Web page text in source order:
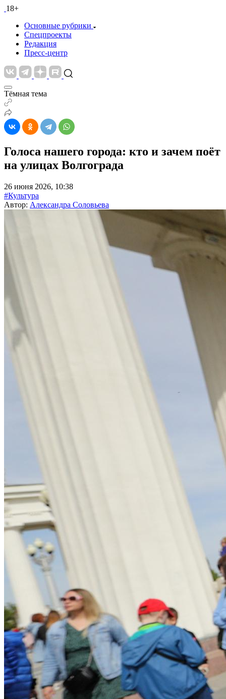
18+
Основные рубрики
Спецпроекты
Редакция
Пресс-центр
Тёмная тема
Голоса нашего города: кто и зачем поёт
на улицах Волгограда
26 июня 2026, 10:38
#Культура
Автор: Александра Соловьева